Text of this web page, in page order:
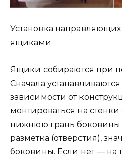
Установка
ящиками
Ящики собираются при
Сначала
зависимости от
монтироваться на
нижнюю грань боковины.
разметка (отверстия),
боковины. Если нет — на